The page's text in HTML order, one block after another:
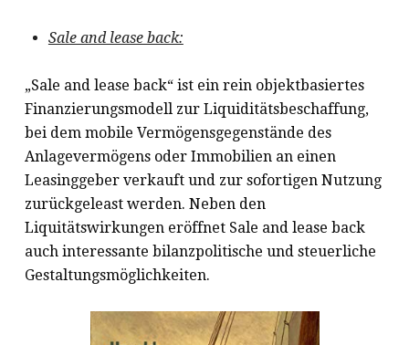
Sale and lease back:
„Sale and lease back“ ist ein rein objektbasiertes
Finanzierungsmodell zur Liquiditätsbeschaffung,
bei dem mobile Vermögensgegenstände des
Anlagevermögens oder Immobilien an einen
Leasinggeber verkauft und zur sofortigen Nutzung
zurückgeleast werden. Neben den
Liquitätswirkungen eröffnet Sale and lease back
auch interessante bilanzpolitische und steuerliche
Gestaltungsmöglichkeiten.